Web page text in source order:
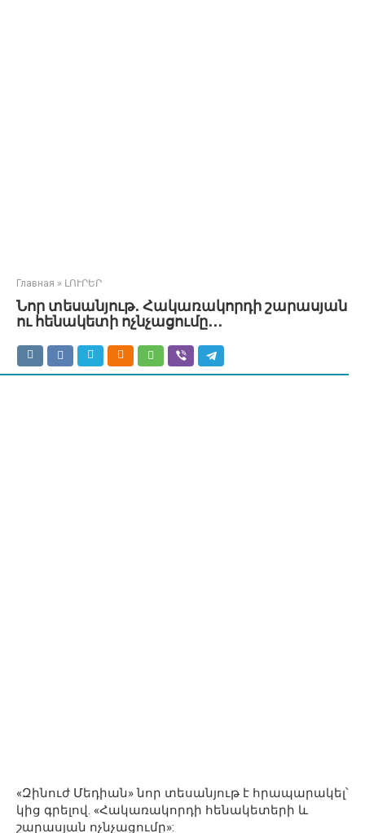
Главная » ԼՈՒՐԵՐ
Նոր տեսանյութ․ Հակառակորդի շարասյան
ու հենակետի ոչնչացումը․․․
«Զինուժ Մեդիան» նոր տեսանյութ է հրապարակել՝
կից գրելով. «Հակառակորդի հենակետերի և
շարասյան ոչնչացումը»: